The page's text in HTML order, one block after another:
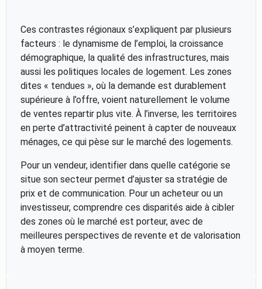
Ces contrastes régionaux s’expliquent par plusieurs
facteurs : le dynamisme de l’emploi, la croissance
démographique, la qualité des infrastructures, mais
aussi les politiques locales de logement. Les zones
dites « tendues », où la demande est durablement
supérieure à l’offre, voient naturellement le volume
de ventes repartir plus vite. À l’inverse, les territoires
en perte d’attractivité peinent à capter de nouveaux
ménages, ce qui pèse sur le marché des logements.
Pour un vendeur, identifier dans quelle catégorie se
situe son secteur permet d’ajuster sa stratégie de
prix et de communication. Pour un acheteur ou un
investisseur, comprendre ces disparités aide à cibler
des zones où le marché est porteur, avec de
meilleures perspectives de revente et de valorisation
à moyen terme.